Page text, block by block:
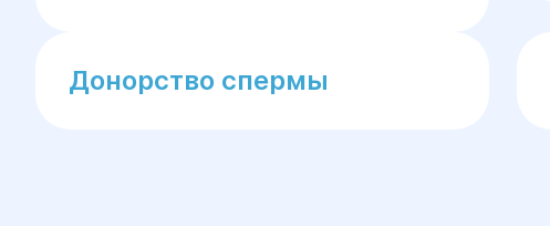
Донорство спермы